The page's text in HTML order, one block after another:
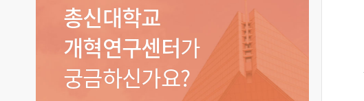
총신대학교
개혁연구센터가
궁금하신가요?